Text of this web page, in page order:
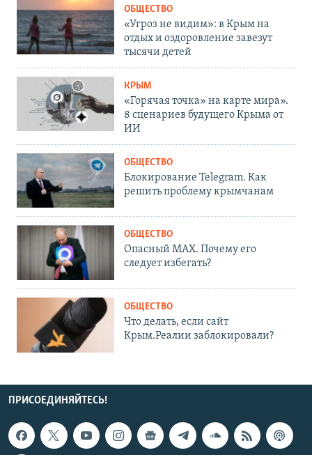
ОБЩЕСТВО
«Угроз не видим»: в Крым на
отдых и оздоровление завезут
тысячи детей
КРЫМ
«Горячая точка» на карте мира».
8 сценариев будущего Крыма от
ИИ
ОБЩЕСТВО
Блокирование Telegram. Как
решить проблему крымчанам
ОБЩЕСТВО
Опасный MAX. Почему его
следует избегать?
ОБЩЕСТВО
Что делать, если сайт
Крым.Реалии заблокировали?
ПРИСОЕДИНЯЙТЕСЬ!